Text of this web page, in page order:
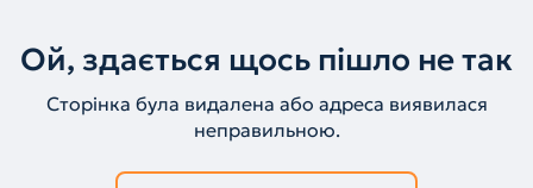
Ой, здається щось пішло не так
Сторінка була видалена або адреса виявилася
неправильною.